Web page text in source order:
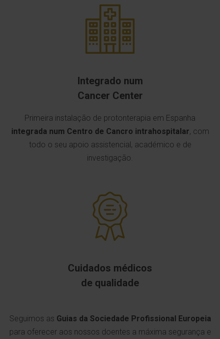
Integrado num
Cancer Center
Primeira instalação de protonterapia em Espanha
integrada num Centro de Cancro intrahospitalar, com
todo o seu apoio assistencial, académico e de
investigação.
Cuidados médicos
de qualidade
Seguimos as Guias da Sociedade Profissional Europeia
para oferecer aos nossos doentes a máxima segurança e